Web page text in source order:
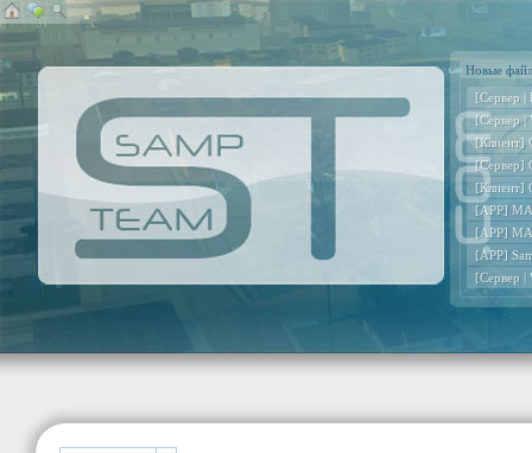
Новые
[Сервер |
[Сервер |
[Клиент]
[Сервер]
[Клиент]
[APP]
[APP]
[APP]
[Сервер |